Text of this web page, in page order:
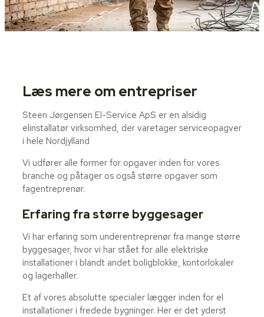
Læs mere om entrepriser
Steen Jørgensen El-Service ApS er en alsidig
elinstallatør virksomhed, der varetager serviceopagver
i hele Nordjylland
Vi udfører alle former for opgaver inden for vores
branche og påtager os også større opgaver som
fagentreprenør.
Erfaring fra større byggesager
Vi har erfaring som underentreprenør fra mange større
byggesager, hvor vi har stået for alle elektriske
installationer i blandt andet boligblokke, kontorlokaler
og lagerhaller.
Et af vores absolutte specialer lægger inden for el
installationer i fredede bygninger. Her er det yderst